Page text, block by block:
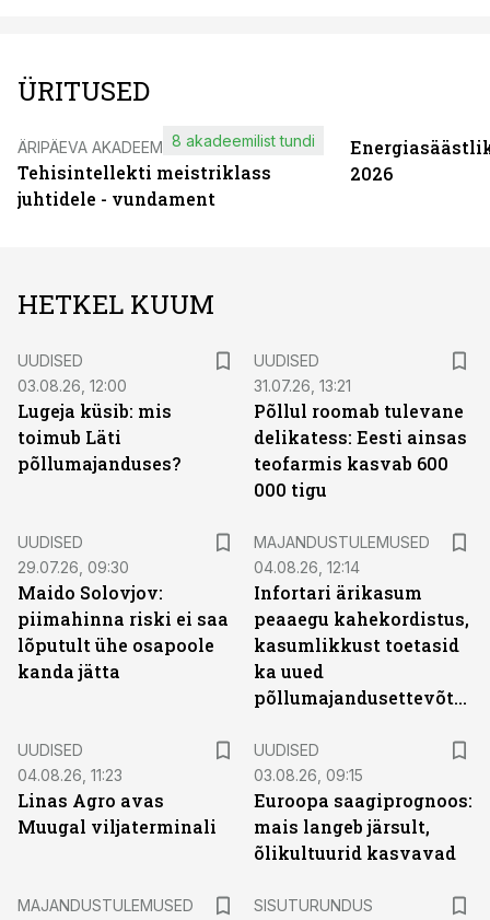
ÜRITUSED
ÄRIPÄEVA AKADEEMIA
Tehisintellekti meistriklass
juhtidele - vundament
8 akadeemilist tundi
2026
HETKEL KUUM
UUDISED
03.08.26, 12:00
Lugeja küsib: mis
toimub Läti
põllumajanduses?
UUDISED
31.07.26, 13:21
Põllul roomab tulevane
delikatess: Eesti ainsas
teofarmis kasvab 600
000 tigu
UUDISED
29.07.26, 09:30
Maido Solovjov:
piimahinna riski ei saa
lõputult ühe osapoole
kanda jätta
MAJANDUSTULEMUSED
04.08.26, 12:14
Infortari ärikasum
peaaegu kahekordistus,
kasumlikkust toetasid
ka uued
põllumajandusettevõtted
UUDISED
04.08.26, 11:23
Linas Agro avas
Muugal viljaterminali
UUDISED
03.08.26, 09:15
Euroopa saagiprognoos:
mais langeb järsult,
õlikultuurid kasvavad
MAJANDUSTULEMUSED
SISUTURUNDUS